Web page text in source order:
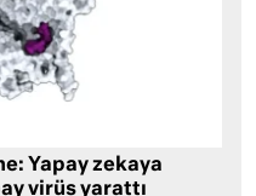
Yapay zekaya
virüs yarattı